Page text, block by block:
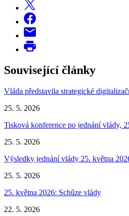
Související články
Vláda představila strategické
25. 5. 2026
Tisková konference po jednání vlády,
25. 5. 2026
Výsledky jednání vlády 25. května
25. 5. 2026
25. května 2026: Schůze vlády
22. 5. 2026